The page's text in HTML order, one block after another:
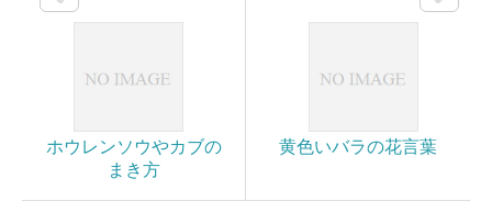
ホウレンソウやカブの
まき方
黄色いバラの花言葉